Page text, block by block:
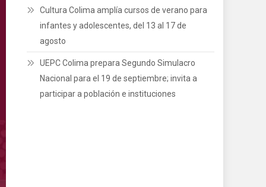
Cultura Colima amplía cursos de verano para
infantes y adolescentes, del 13 al 17 de
agosto
UEPC Colima prepara Segundo Simulacro
Nacional para el 19 de septiembre; invita a
participar a población e instituciones